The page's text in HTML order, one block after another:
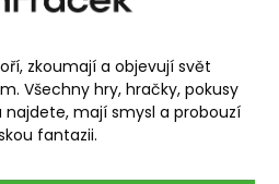
zkoumají a objevují svět
Všechny hry, hračky, pokusy
mají smysl a probouzí
fantazii.